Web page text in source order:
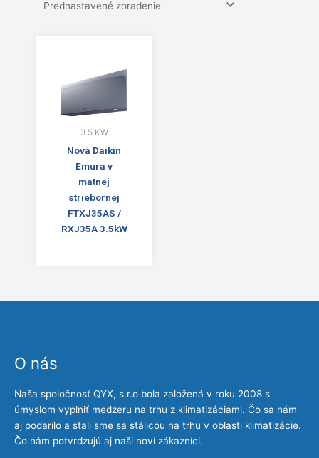
3.5 KW
Nová Daikin
Emura v
matnej
striebornej
FTXJ35AS /
RXJ35A 3.5kW
O nás
Naša spoločnosť QYX, s.r.o bola založená v roku 2008 s
úmyslom vyplniť medzeru na trhu z klimatizáciami. Čo sa nám
aj podarilo a stali sme sa stálicou na trhu v oblasti klimatizácie.
Čo nám potvrdzujú aj naši noví zákazníci.